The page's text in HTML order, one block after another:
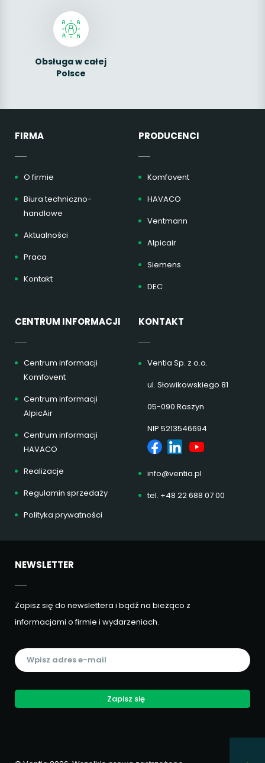
Obsługa w całej
Polsce
FIRMA
O firmie
Biura techniczno-
handlowe
Aktualności
Praca
Kontakt
PRODUCENCI
Komfovent
HAVACO
Ventmann
Alpicair
Siemens
DEC
CENTRUM INFORMACJI
Centrum informacji
Komfovent
Centrum informacji
AlpicAir
Centrum informacji
HAVACO
Realizacje
Regulamin sprzedaży
Polityka prywatności
KONTAKT
Ventia Sp. z o.o.
ul. Słowikowskiego 81
05-090 Raszyn
NIP 5213546694
info@ventia.pl
tel. +48 22 688 07 00
NEWSLETTER
Zapisz się do newslettera i bądź na bieżąco z
informacjami o firmie i wydarzeniach.
Zapisz się